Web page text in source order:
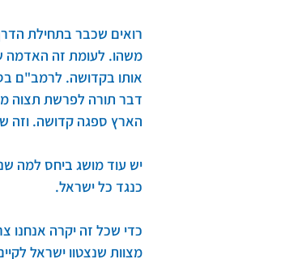
רואים שכבר בתחילת
משהו. לעומת זה האדמה
אותו בקדושה. לרמב"ם
דבר תורה לפרשת תצוה
הארץ ספגה קדושה. וזה
יש עוד מושג ביחס למה
כנגד כל ישראל.
כדי שכל זה יקרה אנחנו
מצוות שנצטוו ישראל